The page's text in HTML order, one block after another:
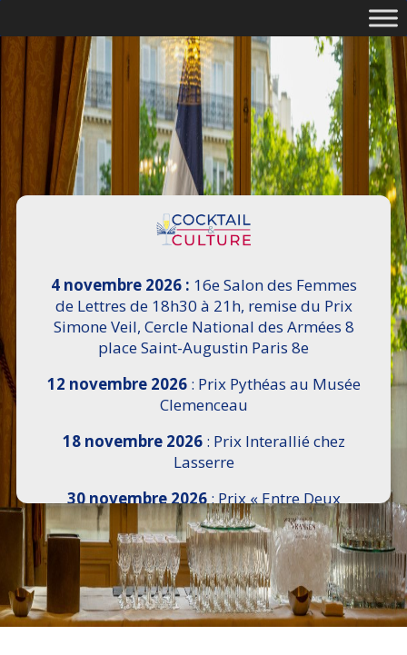
4 novembre 2026 : 16e Salon des Femmes
de Lettres de 18h30 à 21h, remise du Prix
Simone Veil, Cercle National des Armées 8
place Saint-Augustin Paris 8e
12 novembre 2026: Prix Pythéas au Musée
Clemenceau
18 novembre 2026: Prix Interallié chez
Lasserre
30 novembre 2026: Prix « Entre Deux
Rives » I Scemi Astutti au Sénat
7 décembre 2026 :16e Salon de l’Histoire de
18h30 à 21h, remise du Prix du Guesclin,
Cercle National des Armées 8 place Saint-
Augustin Paris 8e